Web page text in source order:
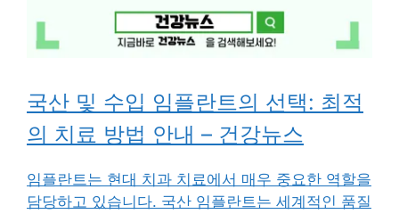
국산 및 수입 임플란트의 선택: 최적
의 치료 방법 안내 – 건강뉴스
임플란트는 현대 치과 치료에서 매우 중요한 역할을
담당하고 있습니다. 국산 임플란트는 세계적인 품질